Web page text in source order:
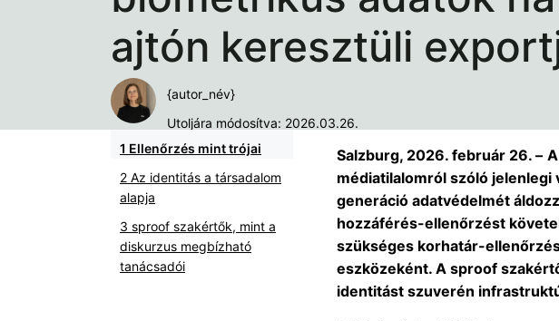
ajtón keresztüli
{autor_név}
Utoljára módosítva: 2026.03.26.
Ellenőrzés mint trójai
Az identitás a társadalom
alapja
sproof szakértők, mint a
diskurzus megbízható
tanácsadói
Salzburg, 2026. február 26. –
médiatilalomról szóló jelenlegi
generáció adatvédelmét
hozzáférés-ellenőrzést
szükséges korhatár-
eszközeként. A sproof
identitást szuverén